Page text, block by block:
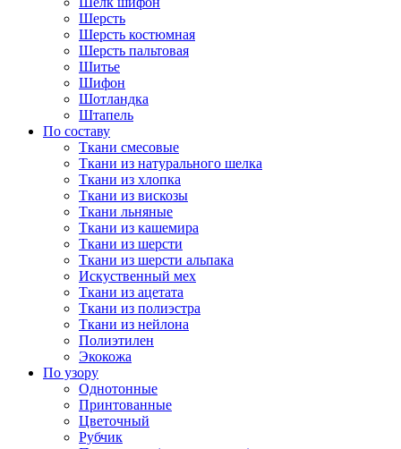
Шерсть
Шерсть костюмная
Шерсть пальтовая
Шитье
Шифон
Шотландка
Штапель
По составу
Ткани смесовые
Ткани из натурального шелка
Ткани из хлопка
Ткани из вискозы
Ткани льняные
Ткани из кашемира
Ткани из шерсти
Ткани из шерсти альпака
Искуственный мех
Ткани из ацетата
Ткани из полиэстра
Ткани из нейлона
Полиэтилен
Экокожа
По узору
Однотонные
Принтованные
Цветочный
Рубчик